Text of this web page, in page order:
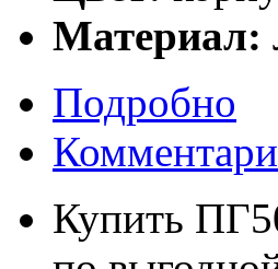
Материал:
Подробно
Купить